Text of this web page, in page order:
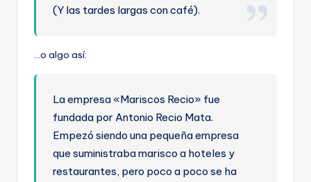
d
(Y las tardes largas con café).
…o algo así:
La empresa «Mariscos Recio» fue
fundada por Antonio Recio Mata.
Empezó siendo una pequeña empresa
que suministraba marisco a hoteles y
restaurantes, pero poco a poco se ha